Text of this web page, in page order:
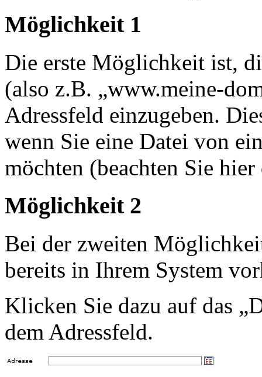
Möglichkeit 1
Die erste Möglichkeit ist,
(also z.B. „www.meine-
Adressfeld einzugeben.
wenn Sie eine Datei von
möchten (beachten Sie
Möglichkeit 2
Bei der zweiten
bereits in Ihrem System
Klicken Sie dazu auf das
dem Adressfeld.